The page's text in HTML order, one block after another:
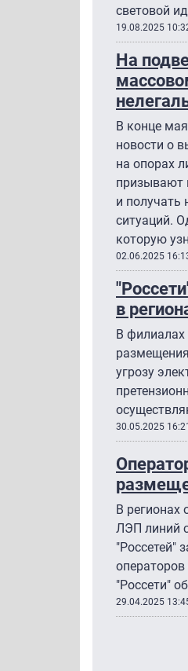
световой
19.08.2025
На
В конце
новости о
на опорах
призывают
и получать
ситуаций.
которую
02.06.2025
в
В филиалах
угрозу
30.05.2025
В регионах
ЛЭП линий
"Россетей"
"Россети"
29.04.2025